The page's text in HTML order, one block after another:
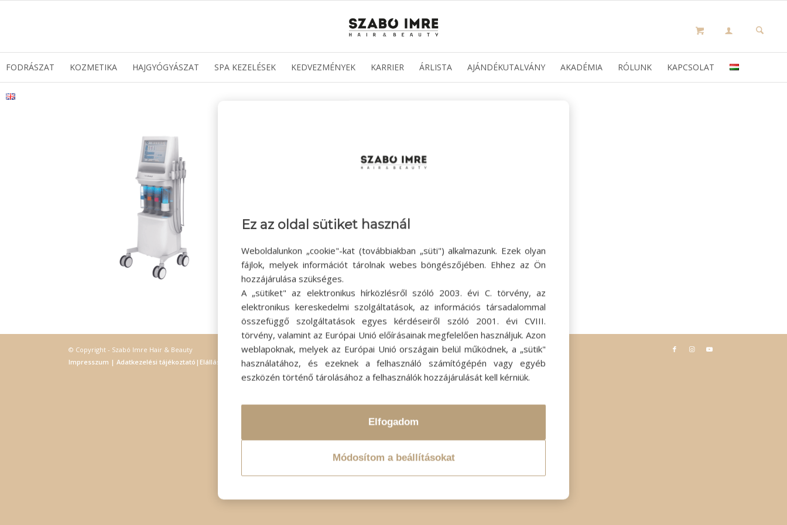
FODRÁSZAT KOZMETIKA HAJGYÓGYÁSZAT SPA KEZELÉSEK KEDVEZMÉNYEK KARRIER ÁRLISTA AJÁNDÉKUTALVÁNY AKADÉMIA RÓLUNK KAPCSOLAT
© Copyright - Szabó Imre Hair & Beauty
Impresszum | Adatkezelési tájékoztató | Elállás
Ez az oldal sütiket használ
Weboldalunkon „cookie"-kat (továbbiakban „süti") alkalmazunk. Ezek olyan
fájlok, melyek információt tárolnak webes böngészőjében. Ehhez az Ön
hozzájárulása szükséges.
A „sütiket" az elektronikus hírközlésről szóló 2003. évi C. törvény, az
elektronikus kereskedelmi szolgáltatások, az információs társadalommal
összefüggő szolgáltatások egyes kérdéseiről szóló 2001. évi CVIII.
törvény, valamint az Európai Unió előírásainak megfelelően használjuk. Azon
weblapoknak, melyek az Európai Unió országain belül működnek, a „sütik"
használatához, és ezeknek a felhasználó számítógépén vagy egyéb
eszközén történő tárolásához a felhasználók hozzájárulását kell kérniük.
Elfogadom
Módosítom a beállításokat